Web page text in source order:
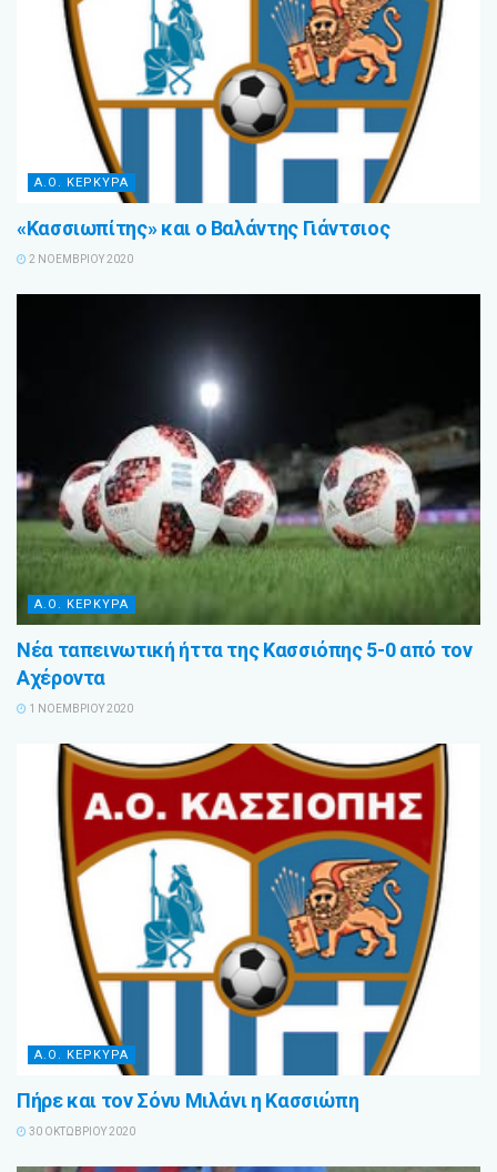
Α.Ο. ΚΕΡΚΥΡΑ
«Κασσιωπίτης» και ο Βαλάντης Γιάντσιος
2 ΝΟΕΜΒΡΊΟΥ 2020
Α.Ο. ΚΕΡΚΥΡΑ
Νέα ταπεινωτική ήττα της Κασσιόπης 5-0 από τον
Αχέροντα
1 ΝΟΕΜΒΡΊΟΥ 2020
Α.Ο. ΚΕΡΚΥΡΑ
Πήρε και τον Σόνυ Μιλάνι η Κασσιώπη
30 ΟΚΤΩΒΡΊΟΥ 2020